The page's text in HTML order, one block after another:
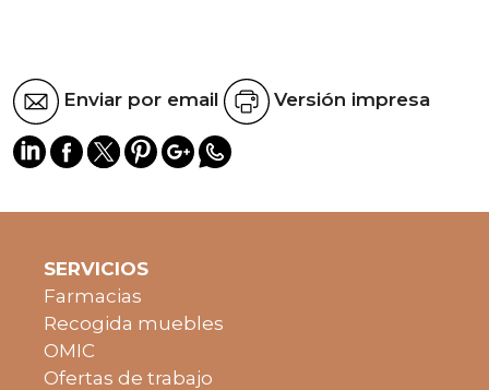
Enviar por email Versión impresa
SERVICIOS
Farmacias
Recogida muebles
OMIC
Ofertas de trabajo